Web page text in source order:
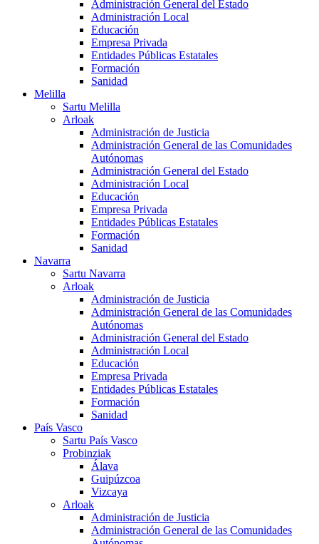
Administración General del Estado
Administración Local
Educación
Empresa Privada
Entidades Públicas Estatales
Formación
Sanidad
Melilla
Sartu Melilla
Arloak
Administración de Justicia
Administración General de las Comunidades
Autónomas
Administración General del Estado
Administración Local
Educación
Empresa Privada
Entidades Públicas Estatales
Formación
Sanidad
Navarra
Sartu Navarra
Arloak
Administración de Justicia
Administración General de las Comunidades
Autónomas
Administración General del Estado
Administración Local
Educación
Empresa Privada
Entidades Públicas Estatales
Formación
Sanidad
País Vasco
Sartu País Vasco
Probinziak
Álava
Guipúzcoa
Vizcaya
Arloak
Administración de Justicia
Administración General de las Comunidades